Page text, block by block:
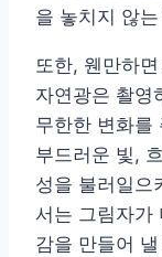
을 놓치지 않
또한, 웬만하
자연광은 촬영
무한한 변화를
부드러운 빛,
성을 불러일으
서는 그림자가
감을 만들어